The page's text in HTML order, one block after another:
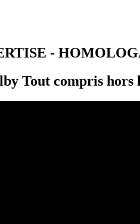
-
Tout compris hors